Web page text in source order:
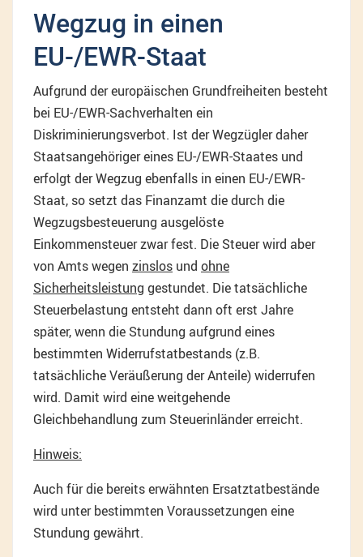
Wegzug in einen
EU-/EWR-Staat
Aufgrund der europäischen Grundfreiheiten besteht
bei EU-/EWR-Sachverhalten ein
Diskriminierungsverbot. Ist der Wegzügler daher
Staatsangehöriger eines EU-/EWR-Staates und
erfolgt der Wegzug ebenfalls in einen EU-/EWR-
Staat, so setzt das Finanzamt die durch die
Wegzugsbesteuerung ausgelöste
Einkommensteuer zwar fest. Die Steuer wird aber
von Amts wegen zinslos und ohne
Sicherheitsleistung gestundet. Die tatsächliche
Steuerbelastung entsteht dann oft erst Jahre
später, wenn die Stundung aufgrund eines
bestimmten Widerrufstatbestands (z.B.
tatsächliche Veräußerung der Anteile) widerrufen
wird. Damit wird eine weitgehende
Gleichbehandlung zum Steuerinländer erreicht.
Hinweis:
Auch für die bereits erwähnten Ersatztatbestände
wird unter bestimmten Voraussetzungen eine
Stundung gewährt.